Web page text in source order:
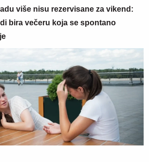
više nisu rezervisane za vikend:
bira večeru koja se spontano